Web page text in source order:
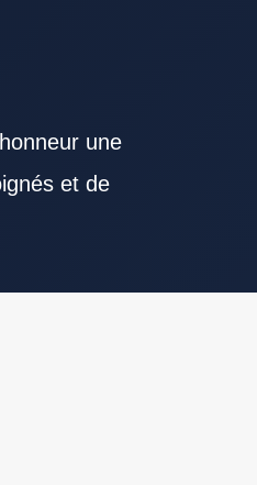
une
et de